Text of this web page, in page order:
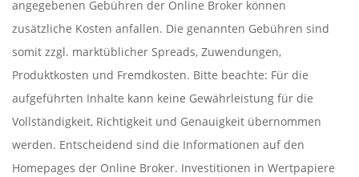
angegebenen Gebühren der Online Broker können
zusätzliche Kosten anfallen. Die genannten Gebühren sind
somit zzgl. marktüblicher Spreads, Zuwendungen,
Produktkosten und Fremdkosten. Bitte beachte: Für die
aufgeführten Inhalte kann keine Gewährleistung für die
Vollständigkeit, Richtigkeit und Genauigkeit übernommen
werden. Entscheidend sind die Informationen auf den
Homepages der Online Broker. Investitionen in Wertpapiere